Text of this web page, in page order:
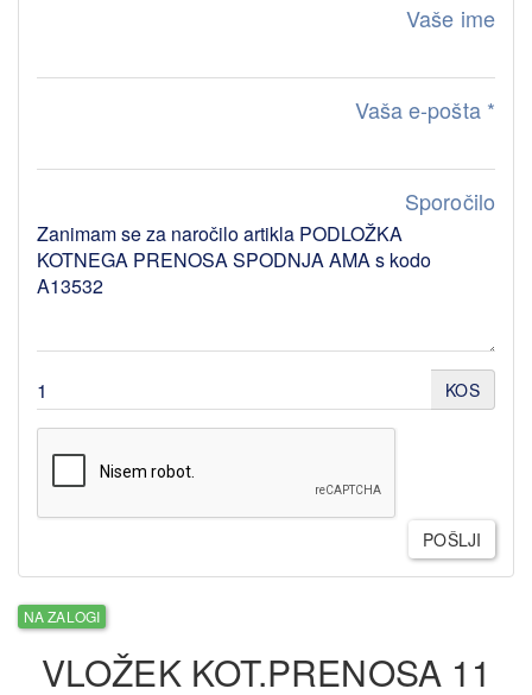
Vaše ime
Vaša e-pošta *
Sporočilo
KOS
POŠLJI
NA ZALOGI
VLOŽEK KOT.PRENOSA 11